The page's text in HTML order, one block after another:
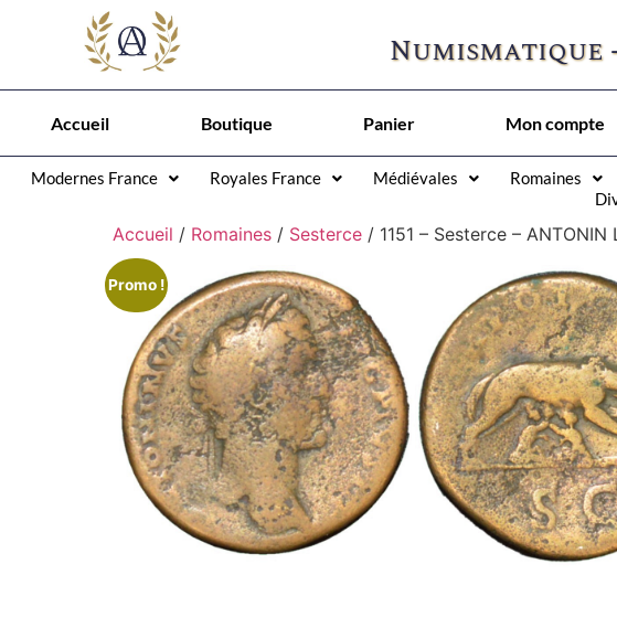
Numismatique
Accueil Boutique Panier Mon compte
Modernes France Royales France Médiévales Romaines
Accueil / Romaines / Sesterce / 1151 – Sesterce – ANTONIN
Promo !